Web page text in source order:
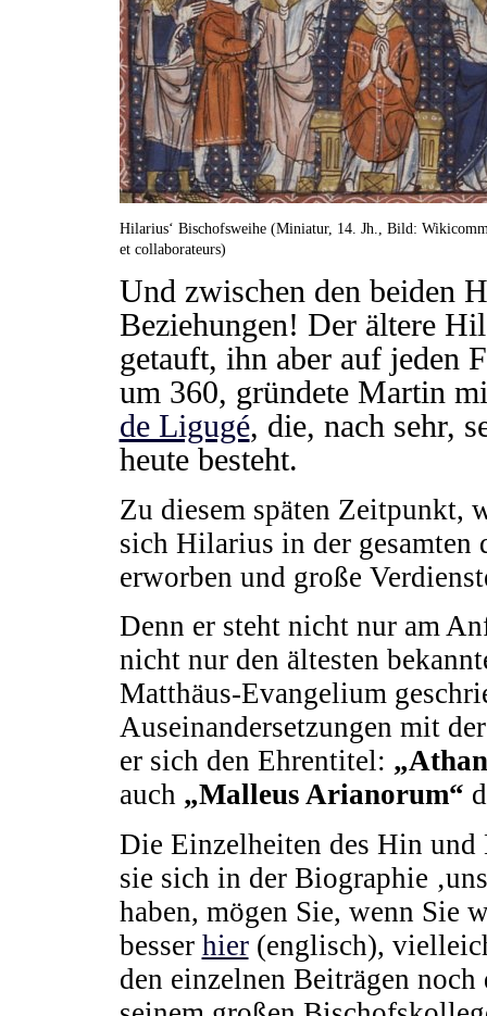
Hilarius‘ Bischofsweihe (Miniatur, 14. Jh., Bild:
et collaborateurs)
Und zwischen den beiden
Beziehungen! Der ältere
getauft, ihn aber auf jeden
um 360, gründete Martin
de Ligugé, die, nach sehr,
heute besteht.
Zu diesem späten Zeitpunkt,
sich Hilarius in der gesamten
erworben und große
Denn er steht nicht nur am
nicht nur den ältesten
Matthäus-Evangelium
Auseinandersetzungen mit
er sich den Ehrentitel:
auch „Malleus Arianorum“
Die Einzelheiten des Hin
sie sich in der Biographie
haben, mögen Sie, wenn Sie
besser hier(englisch),
den einzelnen Beiträgen